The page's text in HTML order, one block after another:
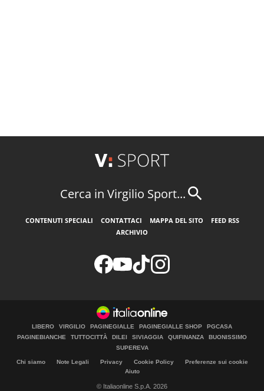
Cerca in Virgilio Sport...
CONTENUTI SPECIALI CONTATTACI MAPPA DEL SITO
FEED RSS
ARCHIVIO
LIBERO VIRGILIO PAGINEGIALLE PAGINEGIALLE SHOP
PGCASA
PAGINEBIANCHE
TUTTOCITTÀ DILEI SIVIAGGIA QUIFINANZA
BUONISSIMO
SUPEREVA
Chi siamo Note Legali Privacy Cookie Policy
Preferenze sui cookie
Aiuto
© Italiaonline S.p.A. 2026